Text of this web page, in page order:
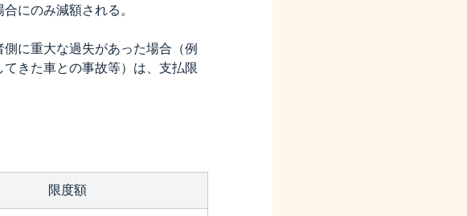
にのみ減額される。
に重大な過失があった場合（例
きた車との事故等）は、支払限
限度額